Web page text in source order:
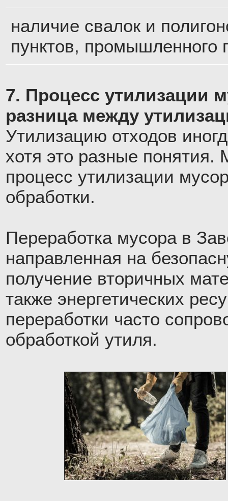
наличие свалок и
пунктов, промышленного
7. Процесс утилизации
разница между
Утилизацию отходов
хотя это разные понятия.
процесс утилизации
обработки.
Переработка мусора в
направленная на
получение вторичных
также энергетических
переработки часто
обработкой утиля.